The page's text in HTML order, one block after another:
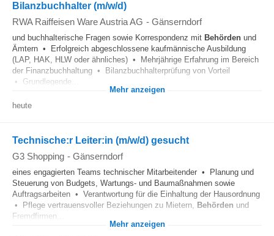
Bilanzbuchhalter (m/w/d)
RWA Raiffeisen Ware Austria AG - Gänserndorf
und buchhalterische Fragen sowie Korrespondenz mit Behörden und
Ämtern • Erfolgreich abgeschlossene kaufmännische Ausbildung
(LAP, HAK, HLW oder ähnliches) • Mehrjährige Erfahrung im Bereich
der Finanzbuchhaltung • Bilanzbuchhalterprüfung von Vorteil
• Grundlegende...
Mehr anzeigen
heute
Technische:r Leiter:in (m/w/d) gesucht
G3 Shopping - Gänserndorf
eines engagierten Teams technischer Mitarbeitender • Planung und
Steuerung von Budgets, Wartungs- und Baumaßnahmen sowie
Auftragsarbeiten • Verantwortung für die Einhaltung der Hausordnung
• Pflege vertrauensvoller Beziehungen zu Mietern, Behörden und
Fremdfirmen...
Mehr anzeigen